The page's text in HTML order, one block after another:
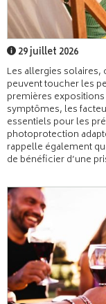
29 juillet 2026
Les allergies
peuvent toucher les
premières
symptômes, les
essentiels pour les
photoprotection
rappelle également
de bénéficier d’une